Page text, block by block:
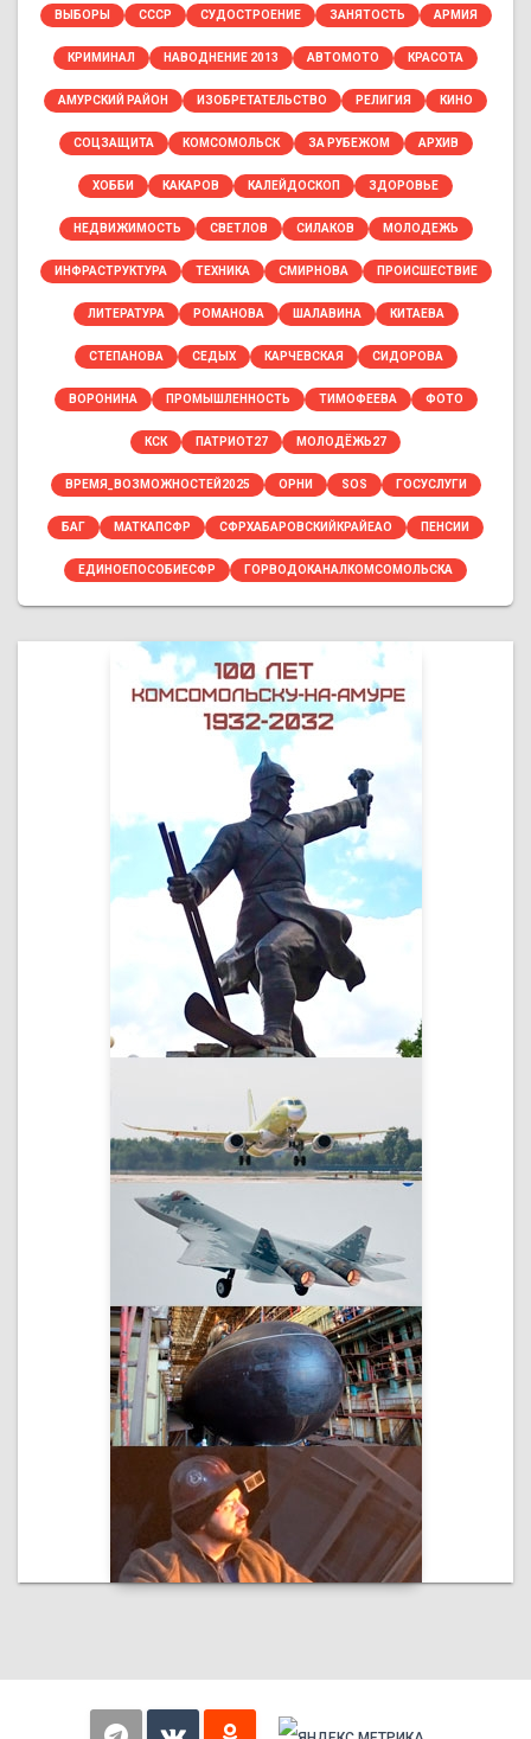
ВЫБОРЫ СССР СУДОСТРОЕНИЕ ЗАНЯТОСТЬ АРМИЯ
КРИМИНАЛ НАВОДНЕНИЕ 2013 АВТОМОТО КРАСОТА
АМУРСКИЙ РАЙОН ИЗОБРЕТАТЕЛЬСТВО РЕЛИГИЯ КИНО
СОЦЗАЩИТА КОМСОМОЛЬСК ЗА РУБЕЖОМ АРХИВ
ХОББИ КАКАРОВ КАЛЕЙДОСКОП ЗДОРОВЬЕ
НЕДВИЖИМОСТЬ СВЕТЛОВ СИЛАКОВ МОЛОДЕЖЬ
ИНФРАСТРУКТУРА ТЕХНИКА СМИРНОВА ПРОИСШЕСТВИЕ
ЛИТЕРАТУРА РОМАНОВА ШАЛАВИНА КИТАЕВА
СТЕПАНОВА СЕДЫХ КАРЧЕВСКАЯ СИДОРОВА
ВОРОНИНА ПРОМЫШЛЕННОСТЬ ТИМОФЕЕВА ФОТО
КСК ПАТРИОТ27 МОЛОДЁЖЬ27
ВРЕМЯ_ВОЗМОЖНОСТЕЙ2025 ОРНИ SOS ГОСУСЛУГИ
БАГ МАТКАПСФР СФРХАБАРОВСКИЙКРАЙЕАО ПЕНСИИ
ЕДИНОЕПОСОБИЕСФР ГОРВОДОКАНАЛКОМСОМОЛЬСКА